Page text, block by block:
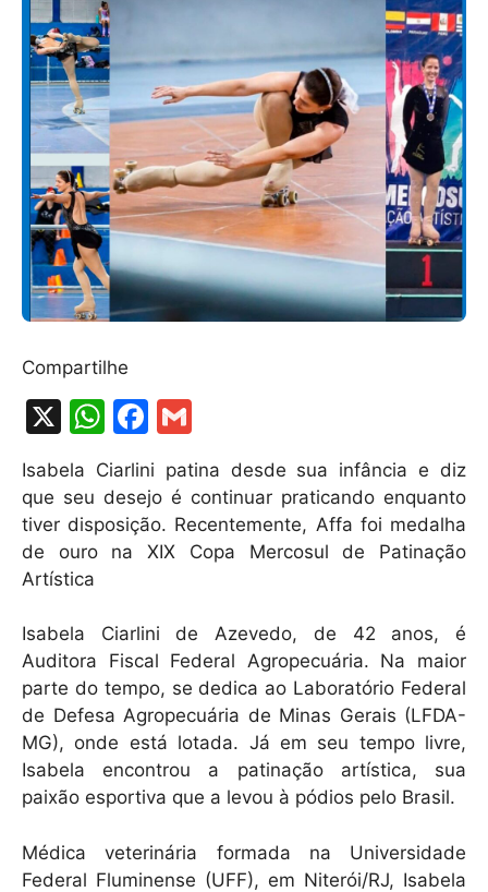
Compartilhe
X
W
h
at
s
A
p
F
a
c
e
b
o
k
m
ai
l
Isabela Ciarlini patina desde sua infância e diz
que seu desejo é continuar praticando enquanto
tiver disposição. Recentemente, Affa foi medalha
de ouro na XIX Copa Mercosul de Patinação
Artística
Isabela Ciarlini de Azevedo, de 42 anos, é
Auditora Fiscal Federal Agropecuária. Na maior
parte do tempo, se dedica ao Laboratório Federal
de Defesa Agropecuária de Minas Gerais (LFDA-
MG), onde está lotada. Já em seu tempo livre,
Isabela encontrou a patinação artística, sua
paixão esportiva que a levou à pódios pelo Brasil.
Médica veterinária formada na Universidade
Federal Fluminense (UFF), em Niterói/RJ, Isabela